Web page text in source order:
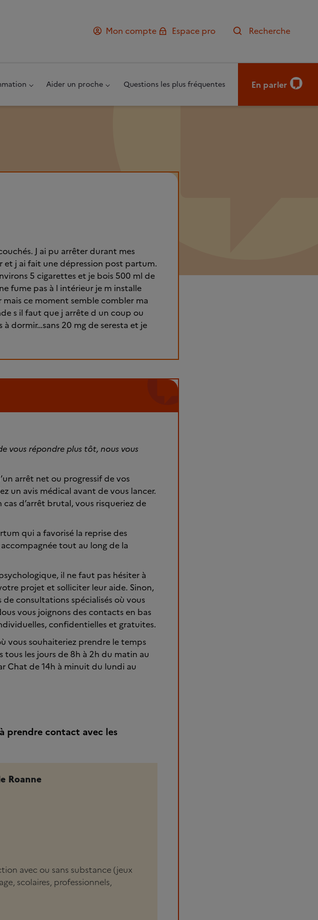
Mon compte
Espace pro Recherche
Aider un proche Questions les plus fréquentes En parler
J ai pu arrêter durant mes
et j ai fait une dépression post partum.
5 cigarettes et je bois 500 ml de
fume pas à l intérieur je m installe
ce moment semble combler ma
s il faut que j arrête d un coup ou
dormir…sans 20 mg de seresta et je
vous répondre plus tôt, nous vous
arrêt net ou progressif de vos
un avis médical avant de vous lancer.
d’arrêt brutal, vous risqueriez de
qui a favorisé la reprise des
tout au long de la
il ne faut pas hésiter à
projet et solliciter leur aide. Sinon,
consultations spécialisés où vous
vous joignons des contacts en bas
confidentielles et gratuites.
vous souhaiteriez prendre le temps
tous les jours de 8h à 2h du matin au
Chat de 14h à minuit du lundi au
prendre contact avec les
Roanne
avec ou sans substance (jeux
scolaires, professionnels,